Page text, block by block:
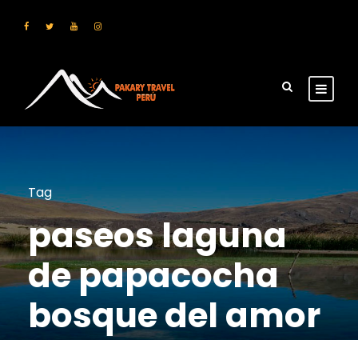
Tag
paseos laguna
de papacocha
bosque del amor